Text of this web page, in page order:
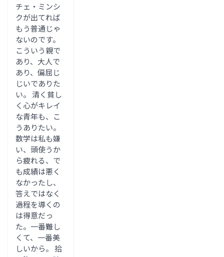
チェ・ミンシ
クが出てれば
もう普通じゃ
ないのです。
こういう親で
あり、大人で
あり、偏屈じ
じいでありた
い。 清く貧し
く心がキレイ
な青年も、こ
うありたい。
数学は私も嫌
い、頭使うか
ら疲れる、で
も成績は悪く
なかったし、
答えではなく
過程を導くの
は得意だっ
た。一番難し
くて、一番美
しいから。 拾